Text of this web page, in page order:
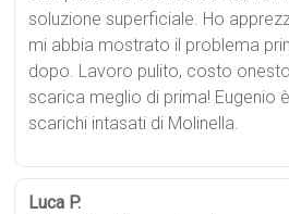
soluzione superficiale. Ho
mi abbia mostrato il problema
dopo. Lavoro pulito, costo
scarica meglio di prima! Eugenio
scarichi intasati di Molinella.
Luca P.